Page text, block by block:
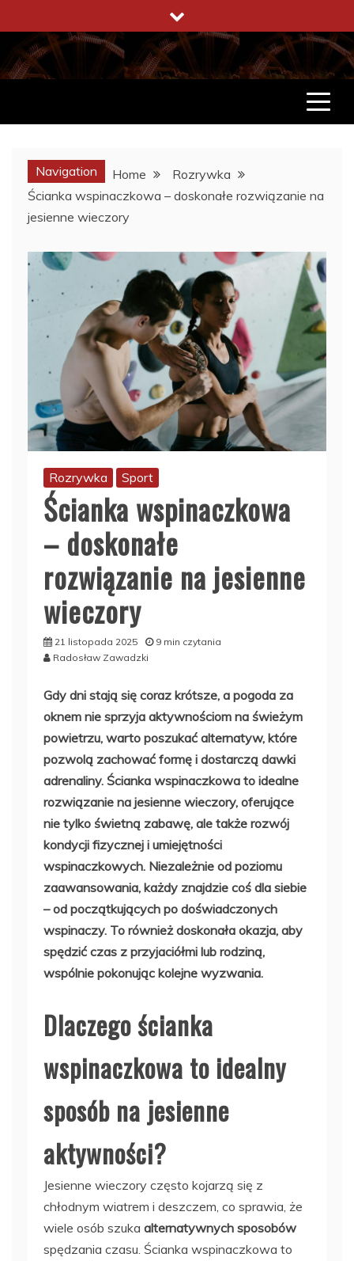
to
content
ENCYKLOPEDIA ŻYCIA
CO WARTO W ŻYCIU WIEDZIEĆ
Navigation Home
Rozrywka
Ścianka wspinaczkowa – doskonałe rozwiązanie na
jesienne wieczory
Rozrywka Sport
Ścianka wspinaczkowa
– doskonałe
rozwiązanie na jesienne
wieczory
21 listopada 2025
9 min czytania
Radosław Zawadzki
Gdy dni stają się coraz krótsze, a pogoda za
oknem nie sprzyja aktywnościom na świeżym
powietrzu, warto poszukać alternatyw, które
pozwolą zachować formę i dostarczą dawki
adrenaliny. Ścianka wspinaczkowa to idealne
rozwiązanie na jesienne wieczory, oferujące
nie tylko świetną zabawę, ale także rozwój
kondycji fizycznej i umiejętności
wspinaczkowych. Niezależnie od poziomu
zaawansowania, każdy znajdzie coś dla siebie
– od początkujących po doświadczonych
wspinaczy. To również doskonała okazja, aby
spędzić czas z przyjaciółmi lub rodziną,
wspólnie pokonując kolejne wyzwania.
Dlaczego ścianka
wspinaczkowa to idealny
sposób na jesienne
aktywności?
Jesienne wieczory często kojarzą się z
chłodnym wiatrem i deszczem, co sprawia, że
wiele osób szuka alternatywnych sposobów
spędzania czasu. Ścianka wspinaczkowa to